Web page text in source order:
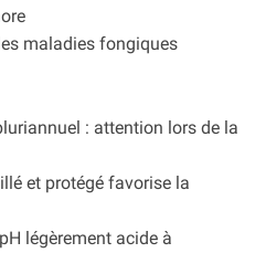
maladies fongiques
: attention lors de la
et protégé favorise la
légèrement acide à